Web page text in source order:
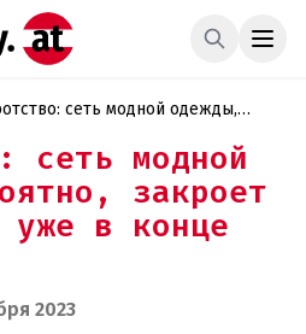
сеть модной одежды,
месяца
сеть модной
закроет
уже в конце
2023